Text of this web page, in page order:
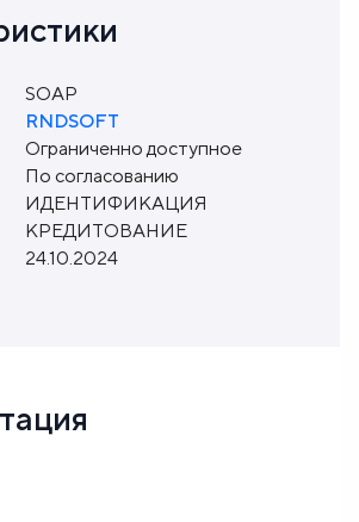
SOAP
RNDSOFT
Ограниченно доступное
По согласованию
ИДЕНТИФИКАЦИЯ
КРЕДИТОВАНИЕ
24.10.2024